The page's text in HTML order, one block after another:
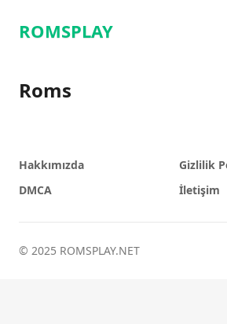
ROMSPLAY
Roms
Hakkımızda
Gizlilik
DMCA
İletişim
© 2025 ROMSPLAY.NET